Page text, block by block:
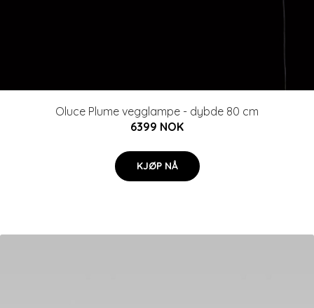
Oluce Plume vegglampe - dybde 80 cm
6399 NOK
KJØP NÅ